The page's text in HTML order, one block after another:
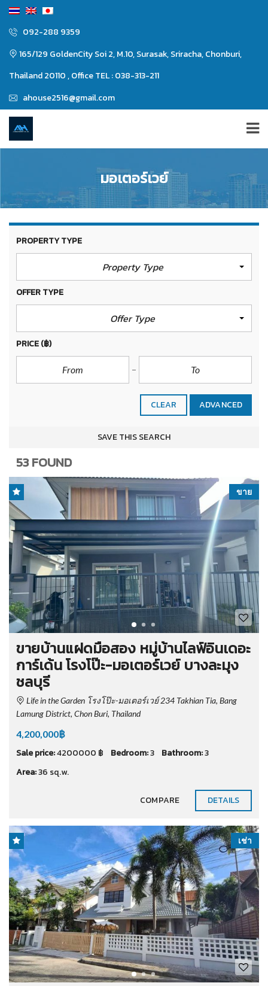
092-288 9359
165/129 GoldenCity Soi 2, M.10, Surasak, Sriracha, Chonburi,
Thailand 20110 , Office TEL : 038-313-211
ahouse2516@gmail.com
มอเตอร์เวย์
PROPERTY TYPE
Property Type
OFFER TYPE
Offer Type
PRICE(฿)
CLEAR ADVANCED
SAVE THIS SEARCH
53 FOUND
ขาย
ขายบ้านแฝดมือสอง หมู่บ้านไลฟ์อินเดอะ
การ์เด้น โรงโป๊ะ-มอเตอร์เวย์ บางละมุง
ชลบุรี
Life in the Garden โรงโป๊ะ-มอเตอร์เวย์ 234 Takhian Tia, Bang
Lamung District, Chon Buri, Thailand
4,200,000฿
Sale price:4200000 ฿ Bedroom:3 Bathroom:3
Area:36 sq.w.
COMPARE DETAILS
เช่า